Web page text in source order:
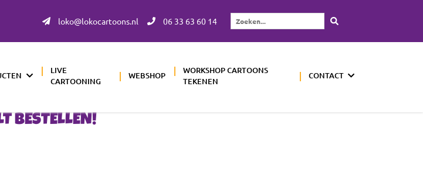
loko@lokocartoons.nl 06 33 63 60 14
Zoeken...
LIVE
CARTOONING
WEBSHOP
WORKSHOP CARTOONS
TEKENEN
CONTACT
BESTELLEN!